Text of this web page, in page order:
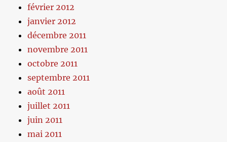
février 2012
janvier 2012
décembre 2011
novembre 2011
octobre 2011
septembre 2011
août 2011
juillet 2011
juin 2011
mai 2011